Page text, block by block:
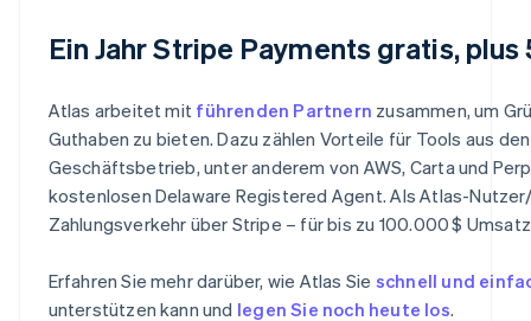
Ein Jahr Stripe Payments gratis,
Atlas arbeitet mit führenden Partnern zusammen, um
Guthaben zu bieten. Dazu zählen Vorteile für Tools aus
Geschäftsbetrieb, unter anderem von AWS, Carta und
kostenlosen Delaware Registered Agent. Als Atlas-
Zahlungsverkehr über Stripe – für bis zu 100.000 $
Erfahren Sie mehr darüber, wie Atlas Sie schnell und
unterstützen kann und legen Sie noch heute los.
Australien
Nederlands FrançaisDeutschEnglish
Brasilien